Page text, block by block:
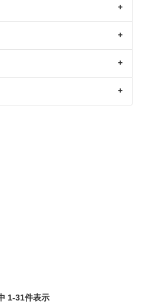
1-31件表示